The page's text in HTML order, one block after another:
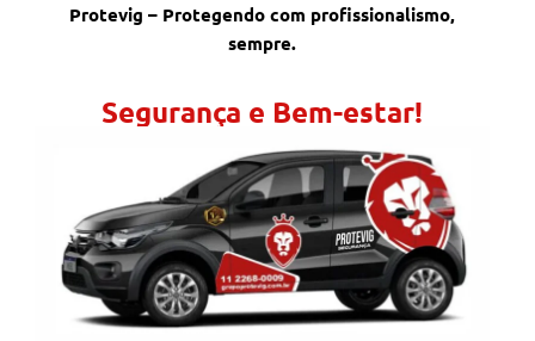
Protevig – Protegendo com profissionalismo,
sempre.
Segurança e Bem-estar!